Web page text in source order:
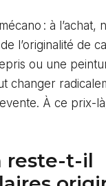
: à l’achat,
l’originalité de
ou une
changer
À ce prix-
reste-t-il